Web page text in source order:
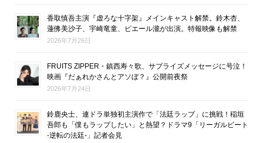
香取慎吾主演『虚ろな十字架』メインキャスト解禁。鈴木杏、
蓮佛美沙子、宇崎竜童、ピエール瀧が出演。特報映像も解禁
2026年7月26日
FRUITS ZIPPER・鎮西寿々歌、サプライズメッセージに号泣！
映画『だぁれかさんとアソぼ？』公開前夜祭
2026年7月24日
鈴鹿央士、連ドラ単独初主演作で「法廷ラップ」に挑戦！稲垣
吾郎も「僕もラップしたい」と熱望？ドラマ9「リーガルビート
-逆転の法廷-」記者会見